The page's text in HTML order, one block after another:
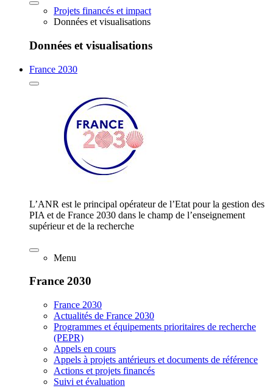
Projets financés et impact
Données et visualisations
Données et visualisations
France 2030
L’ANR est le principal opérateur de l’Etat pour la gestion des
PIA et de France 2030 dans le champ de l’enseignement
supérieur et de la recherche
Menu
France 2030
France 2030
Actualités de France 2030
Programmes et équipements prioritaires de recherche
(PEPR)
Appels en cours
Appels à projets antérieurs et documents de référence
Actions et projets financés
Suivi et évaluation